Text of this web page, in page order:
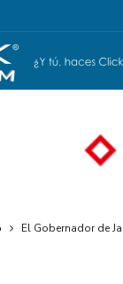
El Gobernador de